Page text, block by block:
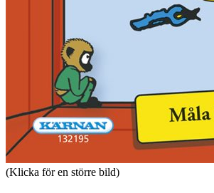
(Klicka för en större bild)